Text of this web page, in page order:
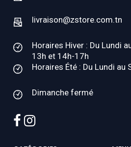
livraison@zstore.com.tn
Horaires Hiver : Du Lundi
13h et 14h-17h
Horaires Été : Du Lundi au
Dimanche fermé
facebook
instagram